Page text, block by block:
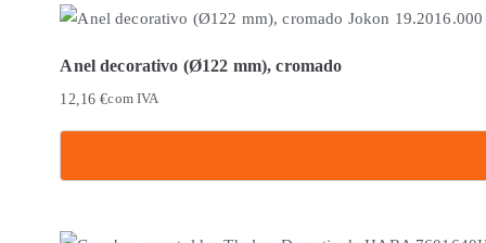
chosen
on
has
chosen
Anel decorativo (Ø122 mm), cromado
12,16€com IVA